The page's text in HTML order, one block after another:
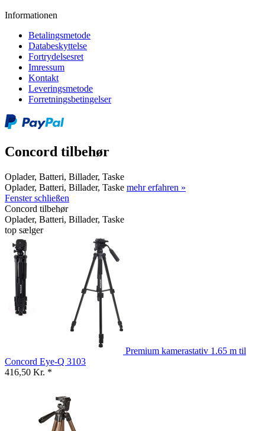
Informationen
Betalingsmetode
Databeskyttelse
Fortrydelsesret
Imressum
Kontakt
Leveringsmetode
Forretningsbetingelser
Concord tilbehør
Oplader, Batteri, Billader, Taske
Oplader, Batteri, Billader, Taske mehr erfahren »
Fenster schließen
Concord tilbehør
Oplader, Batteri, Billader, Taske
top sælger
Premium kamerastativ 1.65 m til
Concord Eye-Q 3103
416,50 Kr. *